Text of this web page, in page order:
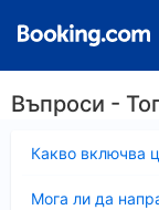
Въпроси -
Какво включва
Мога ли да